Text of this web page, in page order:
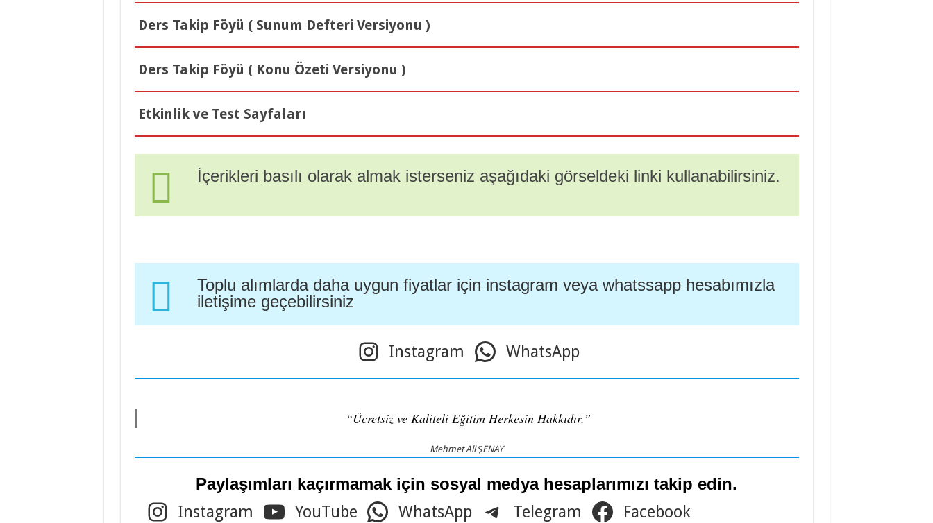
Ders Takip Föyü ( Sunum Defteri Versiyonu )
Ders Takip Föyü ( Konu Özeti Versiyonu )
Etkinlik ve Test Sayfaları
İçerikleri basılı olarak almak isterseniz aşağıdaki görseldeki linki kullanabilirsiniz.
Toplu alımlarda daha uygun fiyatlar için instagram veya whatssapp hesabımızla
iletişime geçebilirsiniz
Instagram WhatsApp
“Ücretsiz ve Kaliteli Eğitim Herkesin Hakkıdır.”
Mehmet Ali ŞENAY
Paylaşımları kaçırmamak için sosyal medya hesaplarımızı takip edin.
Instagram YouTube WhatsApp Telegram Facebook